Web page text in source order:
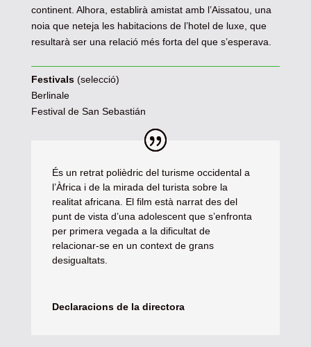
continent. Alhora, establirà amistat amb l’Aissatou, una
noia que neteja les habitacions de l’hotel de luxe, que
resultarà ser una relació més forta del que s’esperava.
Festivals (selecció)
Berlinale
Festival de San Sebastián
És un retrat polièdric del turisme occidental a
l’Àfrica i de la mirada del turista sobre la
realitat africana. El film està narrat des del
punt de vista d’una adolescent que s’enfronta
per primera vegada a la dificultat de
relacionar-se en un context de grans
desigualtats.
Declaracions de la directora